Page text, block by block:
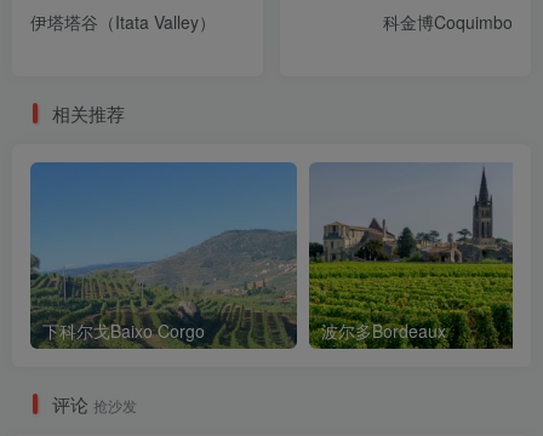
伊塔塔谷（Itata Valley）
科金博Coquimbo
相关推荐
下科尔戈Baixo Corgo 波尔多Bordeaux
评论 抢沙发